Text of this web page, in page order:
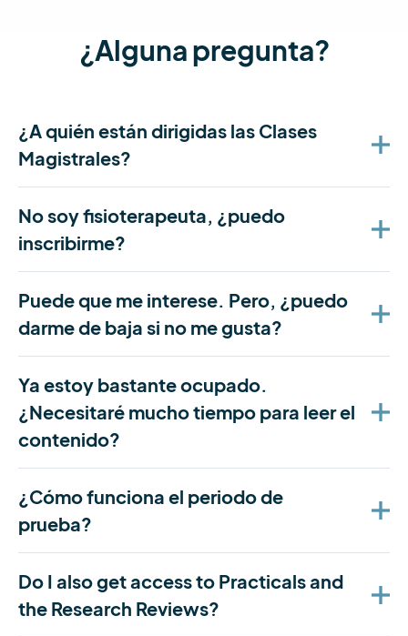
¿Alguna pregunta?
¿A quién están dirigidas las Clases
Magistrales?
No soy fisioterapeuta, ¿puedo
inscribirme?
Puede que me interese. Pero, ¿puedo
darme de baja si no me gusta?
Ya estoy bastante ocupado.
¿Necesitaré mucho tiempo para leer el
contenido?
¿Cómo funciona el periodo de
prueba?
Do I also get access to Practicals and
the Research Reviews?